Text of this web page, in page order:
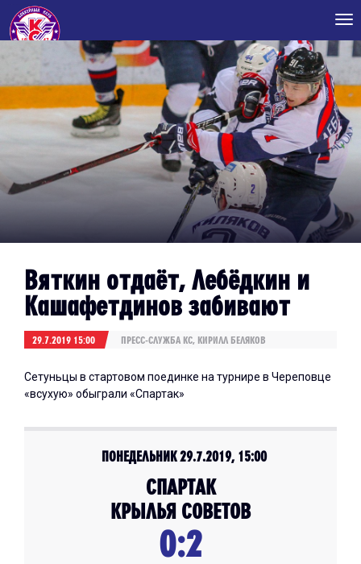
Вяткин отдаёт, Лебёдкин и
Кашафетдинов забивают
29.7.2019 15:00 ПРЕСС-СЛУЖБА КС, КИРИЛЛ БЕЛЯКОВ
Сетуньцы в стартовом поединке на турнире в Череповце
«всухую» обыграли «Спартак»
ПОНЕДЕЛЬНИК 29.7.2019, 15:00
СПАРТАК
КРЫЛЬЯ СОВЕТОВ
0:2